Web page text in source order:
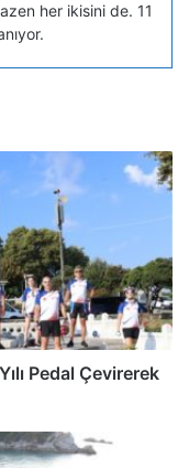
her ikisini de. 11
Pedal Çevirerek